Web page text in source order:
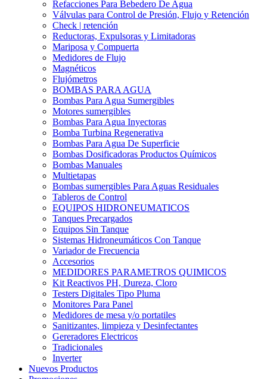
Refacciones Para Bebedero De Agua
Válvulas para Control de Presión, Flujo y Retención
Check | retención
Reductoras, Expulsoras y Limitadoras
Mariposa y Compuerta
Medidores de Flujo
Magnéticos
Flujómetros
BOMBAS PARA AGUA
Bombas Para Agua Sumergibles
Motores sumergibles
Bombas Para Agua Inyectoras
Bomba Turbina Regenerativa
Bombas Para Agua De Superficie
Bombas Dosificadoras Productos Químicos
Bombas Manuales
Multietapas
Bombas sumergibles Para Aguas Residuales
Tableros de Control
EQUIPOS HIDRONEUMATICOS
Tanques Precargados
Equipos Sin Tanque
Sistemas Hidroneumáticos Con Tanque
Variador de Frecuencia
Accesorios
MEDIDORES PARAMETROS QUIMICOS
Kit Reactivos PH, Dureza, Cloro
Testers Digitales Tipo Pluma
Monitores Para Panel
Medidores de mesa y/o portatiles
Sanitizantes, limpieza y Desinfectantes
Gereradores Electricos
Tradicionales
Inverter
Nuevos Productos